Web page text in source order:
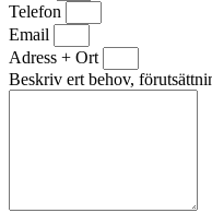
Telefon
Email
Adress + Ort
Beskriv ert behov,